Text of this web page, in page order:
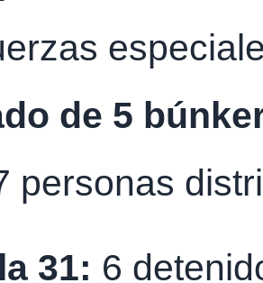
de 5
personas
31: 6